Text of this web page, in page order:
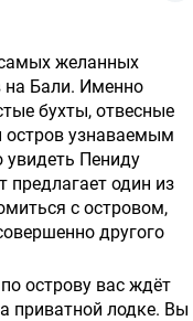
желанных
на Бали. Именно
бухты, отвесные
остров узнаваемым
Пениду
один из
с островом,
другого
острову вас ждёт
приватной лодке. Вы